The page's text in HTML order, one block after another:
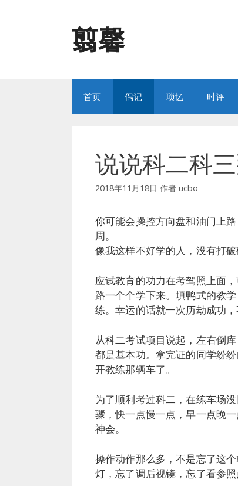
翦馨
首页 偶记 琐忆 时评
说说科二科
2018年11月18日 作者 ucbo
你可能会操控方向盘和油门上
周。
像我这样不好学的人，没有打
应试教育的功力在考驾照上面
路一个个学下来。填鸭式的教
练。幸运的话就一次历劫成功
从科二考试项目说起，左右倒
都是基本功。拿完证的同学纷
开教练那辆车了。
为了顺利考过科二，在练车场
骤，快一点慢一点，早一点晚
神会。
操作动作那么多，不是忘了这
灯，忘了调后视镜，忘了看参